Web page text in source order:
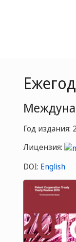
Год издания:
Лицензия:
DOI: English